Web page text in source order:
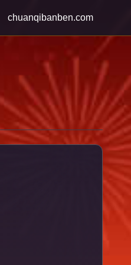
chuanqibanben.com